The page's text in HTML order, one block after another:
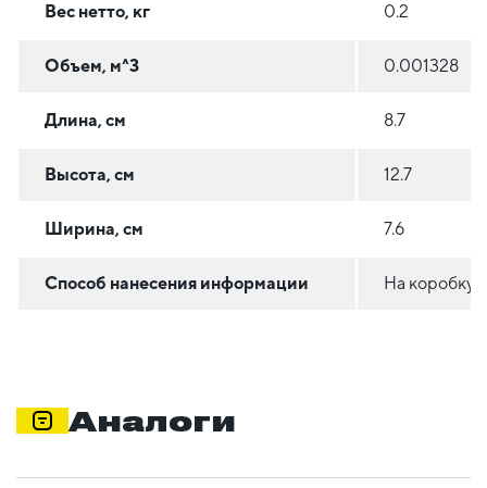
Вес нетто, кг 0.2
Объем, м^3 0.001328
Длина, см 8.7
Высота, см 12.7
Ширина, см 7.6
Способ нанесения информации На коробку
Аналоги